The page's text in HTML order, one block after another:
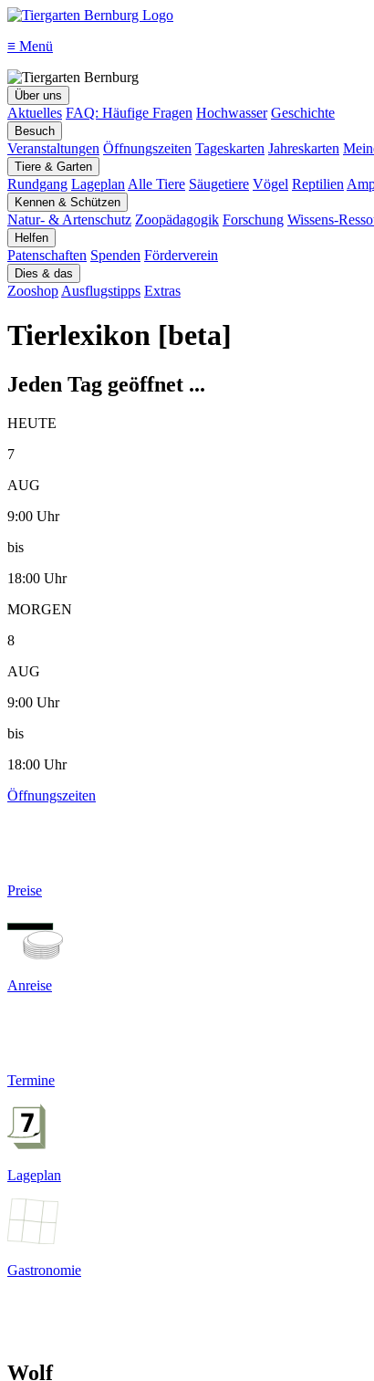
≡ Menü
Über uns
Aktuelles FAQ: Häufige Fragen Hochwasser Geschichte
Besuch
Veranstaltungen Öffnungszeiten Tageskarten Jahreskarten
Tiere & Garten
Rundgang Lageplan Alle Tiere Säugetiere Vögel Reptilien
Kennen & Schützen
Natur- & Artenschutz Zoopädagogik Forschung Wissens-
Helfen
Patenschaften Spenden Förderverein
Dies & das
Zooshop Ausflugstipps Extras
Tierlexikon [beta]
Jeden Tag geöffnet ...
HEUTE
7
AUG
9:00 Uhr
bis
18:00 Uhr
MORGEN
8
AUG
9:00 Uhr
bis
18:00 Uhr
Öffnungszeiten
Preise
Anreise
Termine
Lageplan
Gastronomie
Wolf